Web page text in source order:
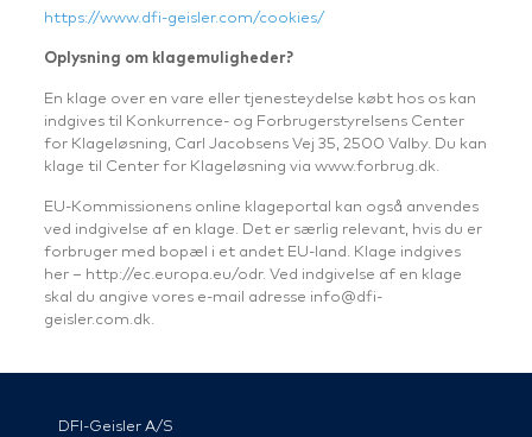
https://www.dfi-geisler.com/cookies/
Oplysning om klagemuligheder?
En klage over en vare eller tjenesteydelse købt hos os kan
indgives til Konkurrence- og Forbrugerstyrelsens Center
for Klageløsning, Carl Jacobsens Vej 35, 2500 Valby. Du kan
klage til Center for Klageløsning via www.forbrug.dk.
EU-Kommissionens online klageportal kan også anvendes
ved indgivelse af en klage. Det er særlig relevant, hvis du er
forbruger med bopæl i et andet EU-land. Klage indgives
her – http://ec.europa.eu/odr. Ved indgivelse af en klage
skal du angive vores e-mail adresse info@dfi-
geisler.com.dk.
DFI-Geisler A/S